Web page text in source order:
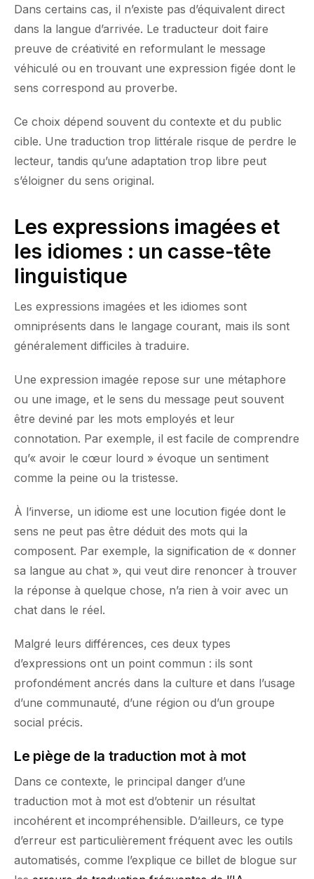
Dans certains cas, il n’existe pas d’équivalent direct
dans la langue d’arrivée. Le traducteur doit faire
preuve de créativité en reformulant le message
véhiculé ou en trouvant une expression figée dont le
sens correspond au proverbe.
Ce choix dépend souvent du contexte et du public
cible. Une traduction trop littérale risque de perdre le
lecteur, tandis qu’une adaptation trop libre peut
s’éloigner du sens original.
Les expressions imagées et
les idiomes : un casse-tête
linguistique
Les expressions imagées et les idiomes sont
omniprésents dans le langage courant, mais ils sont
généralement difficiles à traduire.
Une expression imagée repose sur une métaphore
ou une image, et le sens du message peut souvent
être deviné par les mots employés et leur
connotation. Par exemple, il est facile de comprendre
qu’« avoir le cœur lourd » évoque un sentiment
comme la peine ou la tristesse.
À l’inverse, un idiome est une locution figée dont le
sens ne peut pas être déduit des mots qui la
composent. Par exemple, la signification de « donner
sa langue au chat », qui veut dire renoncer à trouver
la réponse à quelque chose, n’a rien à voir avec un
chat dans le réel.
Malgré leurs différences, ces deux types
d’expressions ont un point commun : ils sont
profondément ancrés dans la culture et dans l’usage
d’une communauté, d’une région ou d’un groupe
social précis.
Le piège de la traduction mot à mot
Dans ce contexte, le principal danger d’une
traduction mot à mot est d’obtenir un résultat
incohérent et incompréhensible. D’ailleurs, ce type
d’erreur est particulièrement fréquent avec les outils
automatisés, comme l’explique ce billet de blogue sur